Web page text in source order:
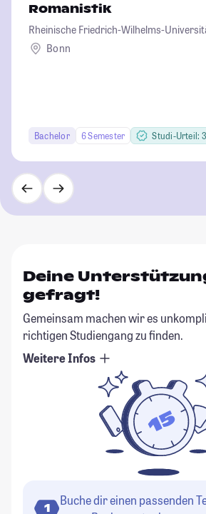
Romanistik
Rheinische Friedrich-Wilhelms-
Bonn
Bachelor 6 Semester Studi-Urteil:
Deine
gefragt!
Gemeinsam machen wir es
richtigen Studiengang zu finden.
Weitere Infos
1
Buche dir einen passenden